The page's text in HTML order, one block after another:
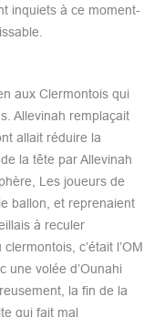
inquiets à ce moment-
aux Clermontois qui
Allevinah remplaçait
allait réduire la
la tête par Allevinah
Les joueurs de
ballon, et reprenaient
à reculer
c’était l’OM
une volée d’Ounahi
la fin de la
qui fait mal